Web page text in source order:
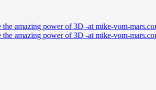
the amazing power of 3D -at mike-vom-
the amazing power of 3D -at mike-vom-